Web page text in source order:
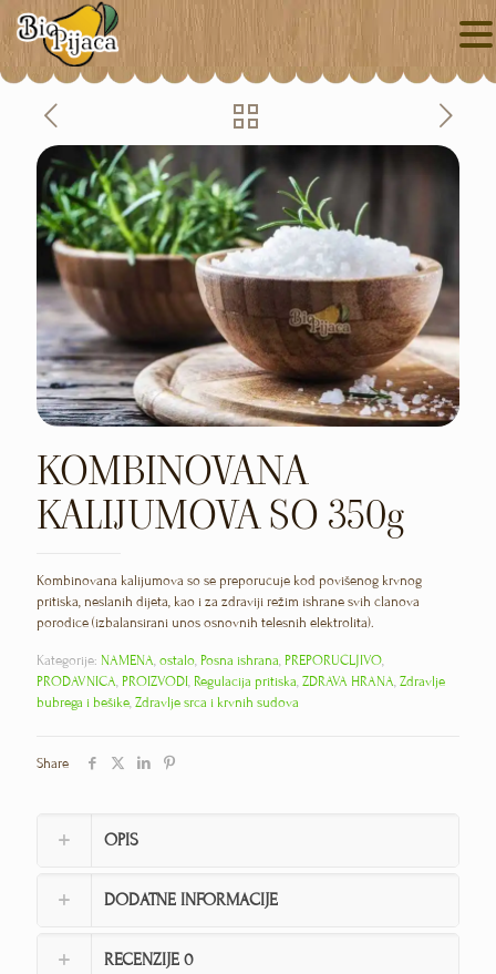
KOMBINOVANA
KALIJUMOVA SO 350g
Kombinovana kalijumova so se preporučuje kod povišenog krvnog
pritiska, neslanih dijeta, kao i za zdraviji režim ishrane svih članova
porodice (izbalansirani unos osnovnih telesnih elektrolita).
Kategorije: NAMENA, ostalo, Posna ishrana, PREPORUČLJIVO,
PRODAVNICA, PROIZVODI, Regulacija pritiska, ZDRAVA HRANA, Zdravlje
bubrega i bešike, Zdravlje srca i krvnih sudova
Share
OPIS
DODATNE INFORMACIJE
RECENZIJE 0